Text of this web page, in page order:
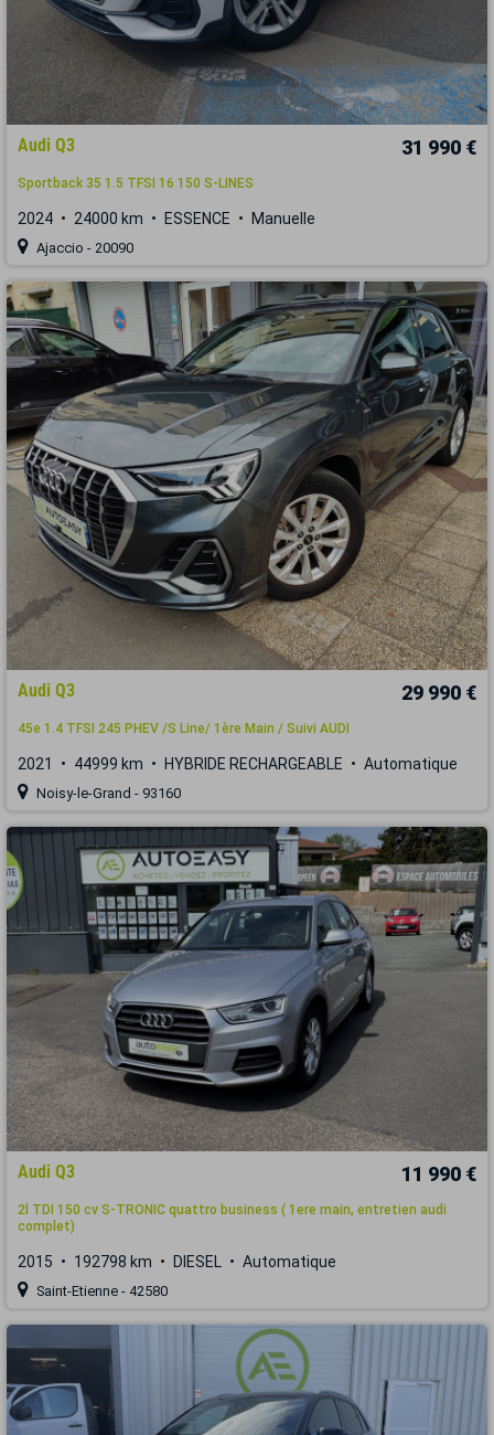
Audi Q3 31 990 €
Sportback 35 1.5 TFSI 16 150 S-LINES
2024 24000 km ESSENCE Manuelle
Ajaccio - 20090
Audi Q3 29 990 €
45e 1.4 TFSI 245 PHEV /S Line/ 1ère Main / Suivi AUDI
2021 44999 km HYBRIDE RECHARGEABLE Automatique
Noisy-le-Grand - 93160
Audi Q3 11 990 €
2l TDI 150 cv S-TRONIC quattro business ( 1ere main, entretien audi
complet)
2015 192798 km DIESEL Automatique
Saint-Etienne - 42580